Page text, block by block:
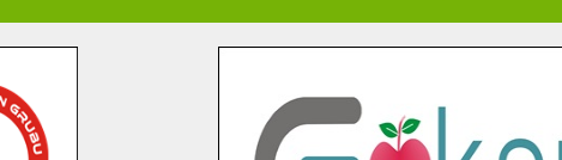
İlçe Jandarma Komutanı